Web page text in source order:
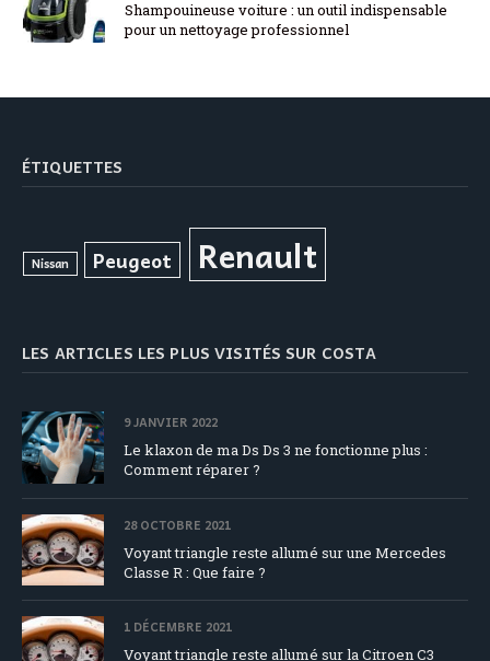
Shampouineuse voiture : un outil indispensable
pour un nettoyage professionnel
ÉTIQUETTES
Nissan Peugeot Renault
LES ARTICLES LES PLUS VISITÉS SUR COSTA
9 JANVIER 2022
Le klaxon de ma Ds Ds 3 ne fonctionne plus :
Comment réparer ?
28 OCTOBRE 2021
Voyant triangle reste allumé sur une Mercedes
Classe R : Que faire ?
1 DÉCEMBRE 2021
Voyant triangle reste allumé sur la Citroen C3